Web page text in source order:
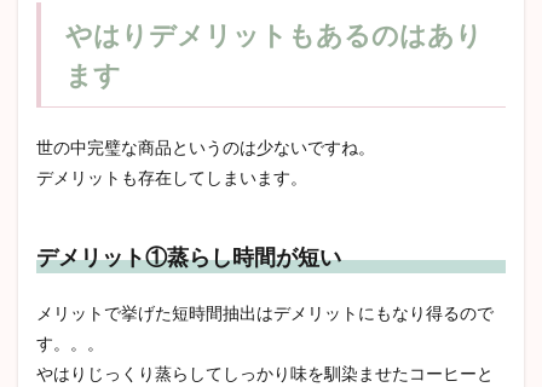
やはりデメリットもあるのはあり
ます
世の中完璧な商品というのは少ないですね。
デメリットも存在してしまいます。
デメリット①蒸らし時間が短い
メリットで挙げた短時間抽出はデメリットにもなり得るので
す。。。
やはりじっくり蒸らしてしっかり味を馴染ませたコーヒーと